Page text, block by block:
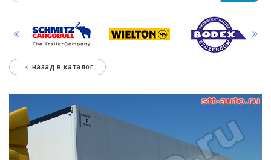
назад в каталог